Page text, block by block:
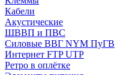
Кабели
Акустические
ШВВП и ПВС
Силовые ВВГ NYM ПуГВ
Интернет FTP UTP
Ретро в оплётке